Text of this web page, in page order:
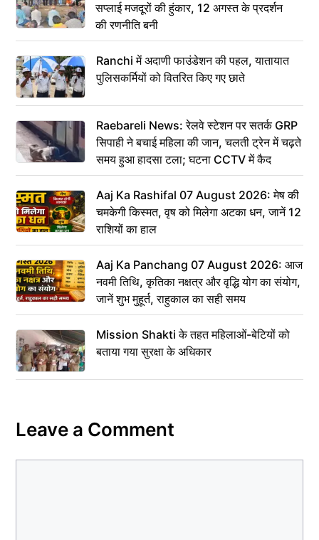
सप्लाई मजदूरों की हुंकार, 12 अगस्त के प्रदर्शन
की रणनीति बनी
Ranchi में अदाणी फाउंडेशन की पहल, यातायात
पुलिसकर्मियों को वितरित किए गए छाते
Raebareli News: रेलवे स्टेशन पर सतर्क GRP
सिपाही ने बचाई महिला की जान, चलती ट्रेन में चढ़ते
समय हुआ हादसा टला; घटना CCTV में कैद
Aaj Ka Rashifal 07 August 2026: मेष की
चमकेगी किस्मत, वृष को मिलेगा अटका धन, जानें 12
राशियों का हाल
Aaj Ka Panchang 07 August 2026: आज
नवमी तिथि, कृतिका नक्षत्र और वृद्धि योग का संयोग,
जानें शुभ मुहूर्त, राहुकाल का सही समय
Mission Shakti के तहत महिलाओं-बेटियों को
बताया गया सुरक्षा के अधिकार
Leave a Comment